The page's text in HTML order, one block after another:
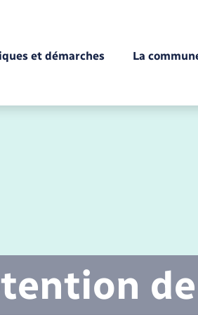
et démarches
Citoyenneté
Mariage – PACS
La